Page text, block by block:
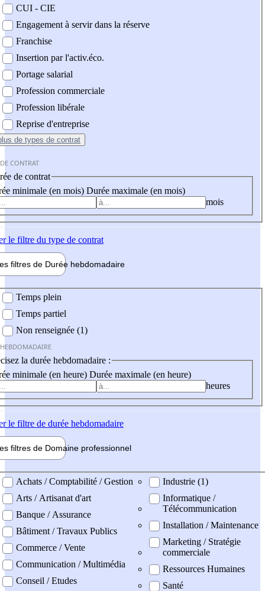
CUI - CIE
Engagement à servir dans la réserve
Franchise
Insertion par l'activ.éco.
Portage salarial
Profession commerciale
Profession libérale
Reprise d'entreprise
de types de contrat
CONTRAT
de contrat
minimale (en mois) Durée maximale (en mois)
mois
le filtre du type de contrat
filtres de Durée hebdomadaire
Temps plein
Temps partiel
Non renseignée (1)
la durée hebdomadaire :
minimale (en heure) Durée maximale (en heure)
heures
le filtre de durée hebdomadaire
filtres de Domaine professionnel
professionel
Achats / Comptabilité / Gestion
Arts / Artisanat d'art
Banque / Assurance
Bâtiment / Travaux Publics
Commerce / Vente
Communication / Multimédia
Conseil / Etudes
Industrie (1)
Informatique /
Télécommunication
Installation / Maintenance
Marketing / Stratégie
commerciale
Ressources Humaines
Santé